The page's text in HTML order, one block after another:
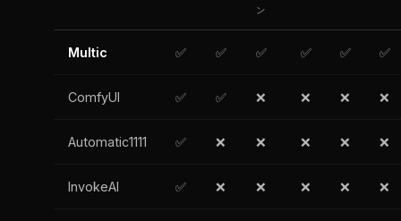
ン
Multic ✅ ✅ ✅ ✅ ✅ ✅
ComfyUI ✅ ✅ ❌ ❌ ❌ ❌
Automatic1111 ✅ ❌ ❌ ❌ ❌ ❌
InvokeAI ✅ ❌ ❌ ❌ ❌ ❌